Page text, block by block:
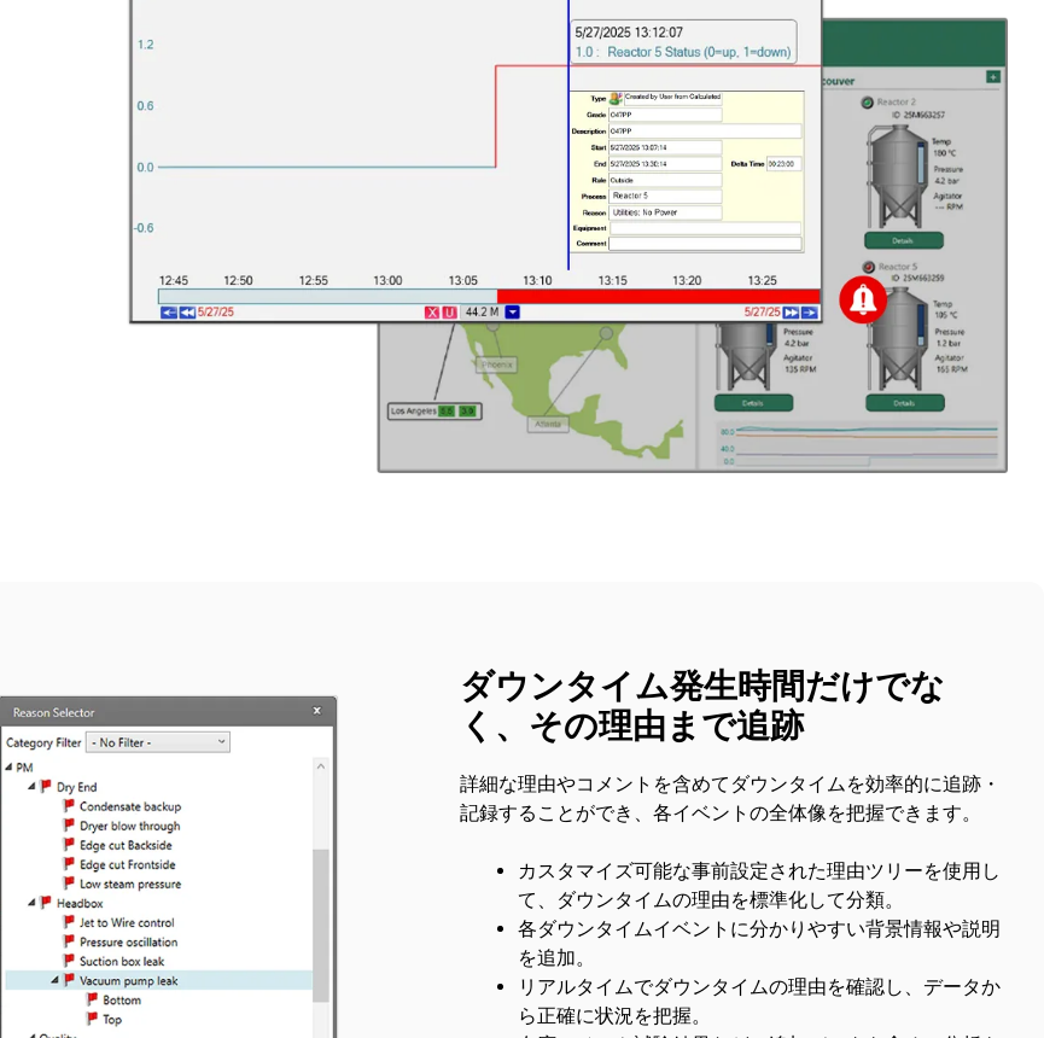
ダウンタイム発生時間だけでな
く、その理由まで追跡
詳細な理由やコメントを含めてダウンタイムを効率的に追跡・
記録することができ、各イベントの全体像を把握できます。
カスタマイズ可能な事前設定された理由ツリーを使用し
て、ダウンタイムの理由を標準化して分類。
各ダウンタイムイベントに分かりやすい背景情報や説明
を追加。
リアルタイムでダウンタイムの理由を確認し、データか
ら正確に状況を把握。